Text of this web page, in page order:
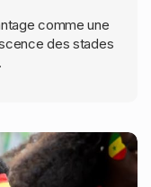
comme une
des stades